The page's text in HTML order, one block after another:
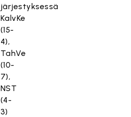
järjestyksessä
KalvKe
(15-
4),
TahVe
(10-
7),
NST
(4-
3)